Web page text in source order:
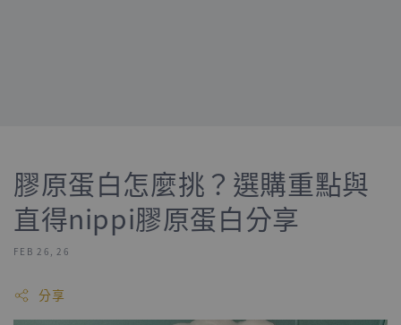
膠原蛋白怎麼挑？選購重點與
直得nippi膠原蛋白分享
FEB 26, 26
分享